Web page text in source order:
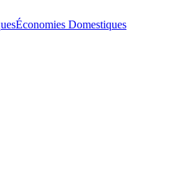
Économies Domestiques